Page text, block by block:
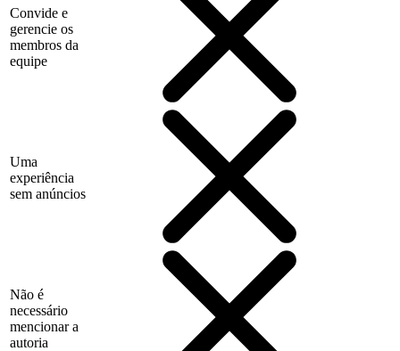
Convide e
gerencie os
membros da
equipe
Uma
experiência
sem anúncios
Não é
necessário
mencionar a
autoria